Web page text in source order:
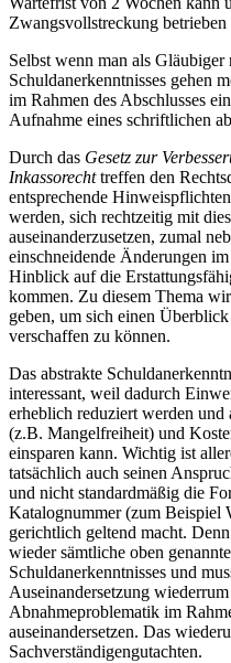
Zwangsvollstreckung betrieben
Selbst wenn man als
Schuldanerkenntnisses gehen
im Rahmen des Abschlusses
Aufnahme eines schriftlichen
Durch das Gesetz zur
Inkassorechttreffen den
entsprechende
werden, sich rechtzeitig mit
auseinanderzusetzen, zumal
einschneidende Änderungen
Hinblick auf die
kommen. Zu diesem Thema
geben, um sich einen
verschaffen zu können.
Das abstrakte
interessant, weil dadurch
erheblich reduziert werden und
(z.B. Mangelfreiheit) und
einsparen kann. Wichtig ist
tatsächlich auch seinen
und nicht standardmäßig die
Katalognummer (zum Beispiel
gerichtlich geltend macht.
wieder sämtliche oben
Schuldanerkenntnisses und
Auseinandersetzung
Abnahmeproblematik im
auseinandersetzen. Das
Sachverständigengutachten.